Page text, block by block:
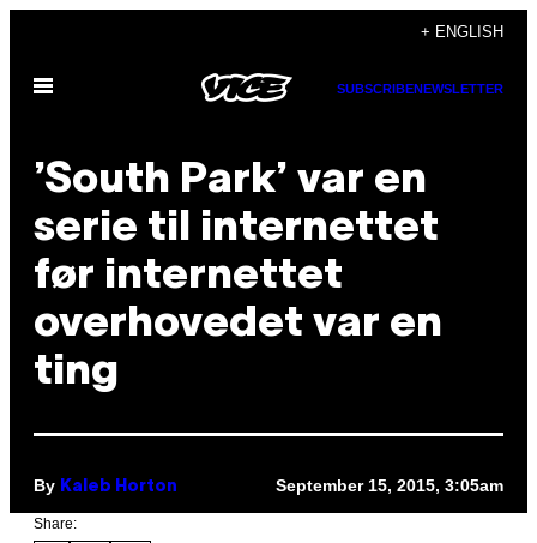
content
+ ENGLISH
Open
SUBSCRIBENEWSLETTER
’South Park’ var en
serie til internettet
før internettet
overhovedet var en
ting
By Kaleb Horton September 15, 2015, 3:05am
Share: